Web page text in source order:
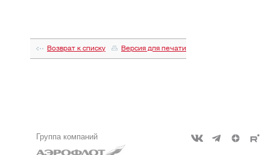
Возврат к списку Версия для печати
Группа компаний